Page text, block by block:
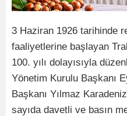
3 Haziran 1926 tarihinde
faaliyetlerine başlayan
100. yılı dolayısıyla
Yönetim Kurulu Başkanı
Başkanı Yılmaz
sayıda davetli ve basın